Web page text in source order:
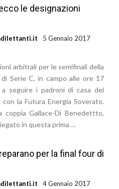
le designazioni
5 Gennaio 2017
arbitrali per le semifinali della
Serie C, in campo alle ore 17
seguire i padroni di casa del
la Futura Energia Soverato.
Gallace-Di Benedettto,
in questa prima …
per la final four di
4 Gennaio 2017